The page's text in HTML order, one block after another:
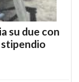
su due con